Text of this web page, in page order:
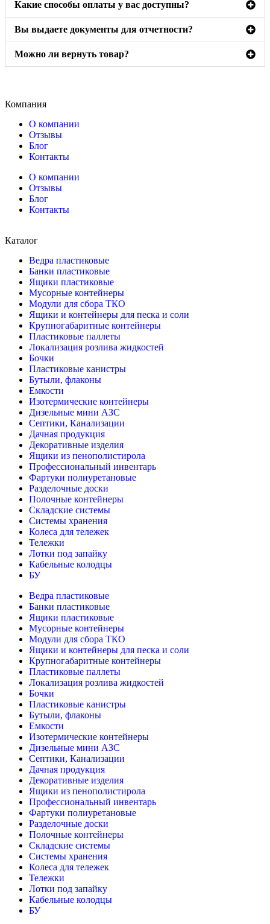
Какие способы оплаты у вас доступны?
Вы выдаете документы для отчетности?
Можно ли вернуть товар?
Компания
О компании
Отзывы
Блог
Контакты
О компании
Отзывы
Блог
Контакты
Каталог
Ведра пластиковые
Банки пластиковые
Ящики пластиковые
Мусорные контейнеры
Модули для сбора ТКО
Ящики и контейнеры для песка и соли
Крупногабаритные контейнеры
Пластиковые паллеты
Локализация розлива жидкостей
Бочки
Пластиковые канистры
Бутыли, флаконы
Емкости
Изотермические контейнеры
Дизельные мини АЗС
Септики, Канализации
Дачная продукция
Декоративные изделия
Ящики из пенополистирола
Профессиональный инвентарь
Фартуки полиуретановые
Разделочные доски
Полочные контейнеры
Складские системы
Системы хранения
Колеса для тележек
Тележки
Лотки под запайку
Кабельные колодцы
БУ
Ведра пластиковые
Банки пластиковые
Ящики пластиковые
Мусорные контейнеры
Модули для сбора ТКО
Ящики и контейнеры для песка и соли
Крупногабаритные контейнеры
Пластиковые паллеты
Локализация розлива жидкостей
Бочки
Пластиковые канистры
Бутыли, флаконы
Емкости
Изотермические контейнеры
Дизельные мини АЗС
Септики, Канализации
Дачная продукция
Декоративные изделия
Ящики из пенополистирола
Профессиональный инвентарь
Фартуки полиуретановые
Разделочные доски
Полочные контейнеры
Складские системы
Системы хранения
Колеса для тележек
Тележки
Лотки под запайку
Кабельные колодцы
БУ